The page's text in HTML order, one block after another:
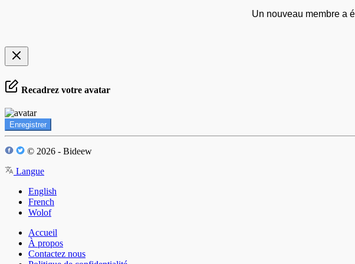
Un nouveau membre a
Recadrez votre avatar
Enregistrer
© 2026 - Bideew
Langue
English
French
Wolof
Accueil
À propos
Contactez nous